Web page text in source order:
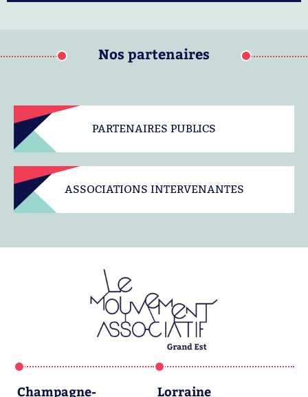
Nos partenaires
PARTENAIRES PUBLICS
ASSOCIATIONS INTERVENANTES
Champagne- Lorraine